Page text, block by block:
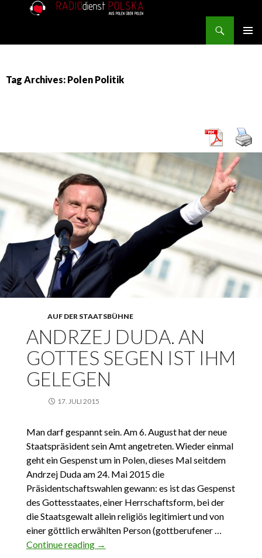
Tag Archives: Polen Politik
AUF DER STAATSBÜHNE
ANDRZEJ DUDA. AN
GOTTES SEGEN IST IHM
GELEGEN
17. JULI 2015
Man darf gespannt sein. Am 6. August hat der neue
Staatspräsident sein Amt angetreten. Wieder einmal
geht ein Gespenst um in Polen, dieses Mal seitdem
Andrzej Duda am 24. Mai 2015 die
Präsidentschaftswahlen gewann: es ist das Gespenst
des Gottesstaates, einer Herrschaftsform, bei der
die Staatsgewalt allein religiös legitimiert und von
einer göttlich erwählten Person (gottberufener …
Continue reading Andrzej Duda. An Gottes Segen ist ihm
→